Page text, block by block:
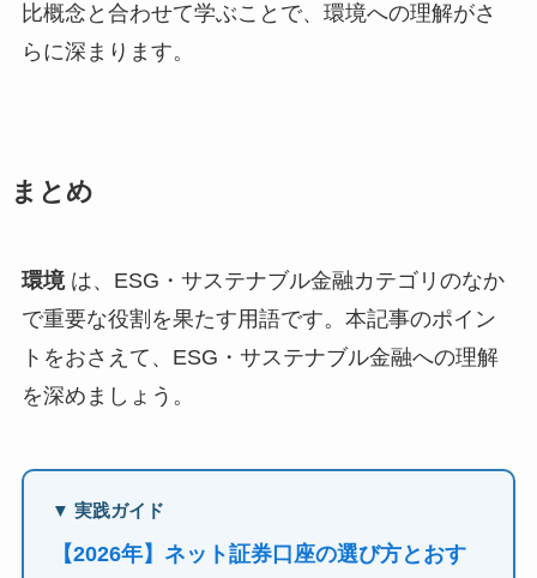
比概念と合わせて学ぶことで、環境への理解がさ
らに深まります。
まとめ
環境は、ESG・サステナブル金融カテゴリのなか
で重要な役割を果たす用語です。本記事のポイン
トをおさえて、ESG・サステナブル金融への理解
を深めましょう。
▼ 実践ガイド
【2026年】ネット証券口座の選び方とおす